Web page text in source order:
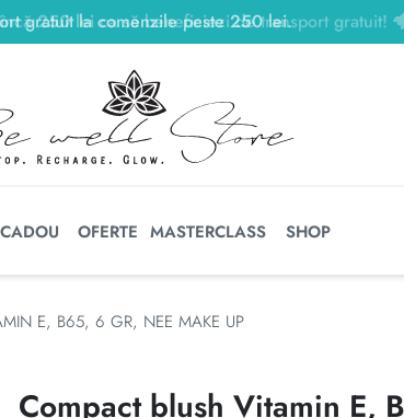
gratuit la comenzile peste250lei.
250lei
OFERTE MASTERCLASS SHOP
E, B65, 6 GR, NEE MAKE UP
Compact blush Vitamin E,